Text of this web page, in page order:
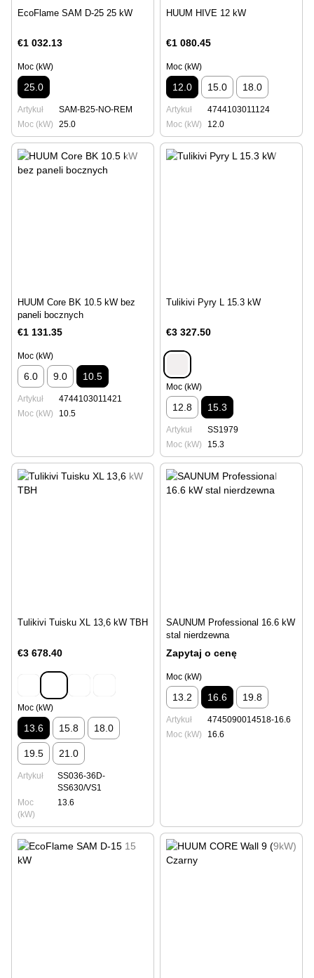
EcoFlame SAM D-25 25 kW
€1 032.13
Moc (kW)
25.0
Artykuł
SAM-B25-NO-REM
Moc (kW)
25.0
HUUM HIVE 12 kW
€1 080.45
Moc (kW)
12.0 15.0 18.0
Artykuł
4744103011124
Moc (kW)
12.0
HUUM Core BK 10.5 kW bez
paneli bocznych
€1 131.35
Moc (kW)
6.0 9.0 10.5
Artykuł
4744103011421
Moc (kW)
10.5
Tulikivi Pyry L 15.3 kW
€3 327.50
Moc (kW)
12.8 15.3
Artykuł
SS1979
Moc (kW)
15.3
Tulikivi Tuisku XL 13,6 kW TBH
€3 678.40
Moc (kW)
13.6 15.8 18.0
19.5 21.0
Artykuł
SS036-36D-
SS630/VS1
Moc
(kW)
13.6
SAUNUM Professional 16.6 kW
stal nierdzewna
Zapytaj o cenę
Moc (kW)
13.2 16.6 19.8
Artykuł
4745090014518-16.6
Moc (kW)
16.6